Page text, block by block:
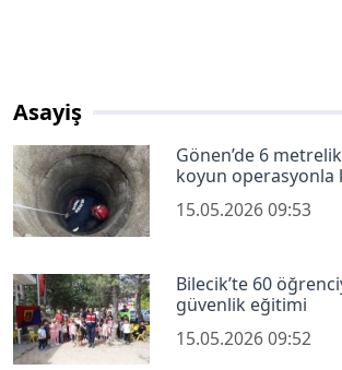
Asayiş
Gönen’de 6
koyun operasyonla
15.05.2026 09:53
Bilecik’te 60
güvenlik eğitimi
15.05.2026 09:52